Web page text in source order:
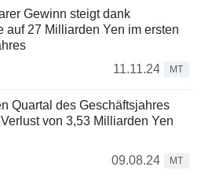
Gewinn steigt dank
auf 27 Milliarden Yen im ersten
11.11.24
MT
Quartal des Geschäftsjahres
von 3,53 Milliarden Yen
09.08.24
MT